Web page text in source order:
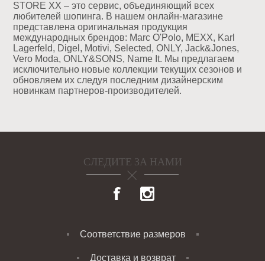
STORE XX – это сервис, объединяющий всех
любителей шопинга. В нашем онлайн-магазине
представлена оригинальная продукция
международных брендов: Marc O'Polo, MEXX, Karl
Lagerfeld, Digel, Motivi, Selected, ONLY, Jack&Jones,
Vero Moda, ONLY&SONS, Name It. Мы предлагаем
исключительно новые коллекции текущих сезонов и
обновляем их следуя последним дизайнерским
новинкам партнеров-производителей.
СЛЕДИТЕ ЗА НАМИ
Соответствие размеров
Доставка и возврат